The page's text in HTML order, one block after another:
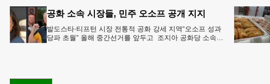
공화 소속 시장들, 민주 오소프 공개 지지
발도스타∙티프턴 시장 전통적 공화 강세 지역“오소프 성과
당파 초월” 올해 중간선거를 앞두고 조지아 공화당 소속